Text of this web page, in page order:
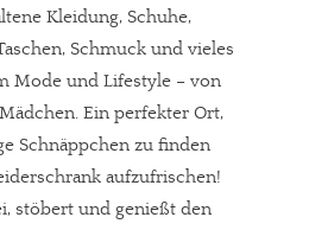
Kleidung, Schuhe,
Schmuck und vieles
Mode und Lifestyle – von
Ein perfekter Ort,
Schnäppchen zu finden
aufzufrischen!
stöbert und genießt den